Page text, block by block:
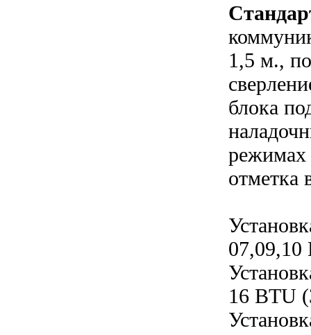
1,5 м.,
блока
режимах
отметка
16 BTU